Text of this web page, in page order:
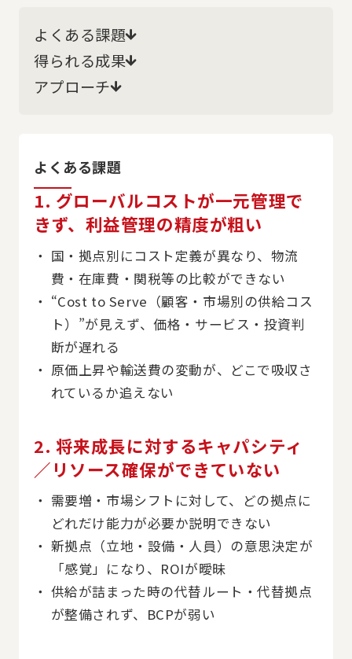
よくある課題
得られる成果
アプローチ
よくある課題
1. グローバルコストが一元管理で
きず、利益管理の精度が粗い
国・拠点別にコスト定義が異なり、物流
費・在庫費・関税等の比較ができない
“Cost to Serve（顧客・市場別の供給コス
ト）”が見えず、価格・サービス・投資判
断が遅れる
原価上昇や輸送費の変動が、どこで吸収さ
れているか追えない
2. 将来成長に対するキャパシティ
／リソース確保ができていない
需要増・市場シフトに対して、どの拠点に
どれだけ能力が必要か説明できない
新拠点（立地・設備・人員）の意思決定が
「感覚」になり、ROIが曖昧
供給が詰まった時の代替ルート・代替拠点
が整備されず、BCPが弱い